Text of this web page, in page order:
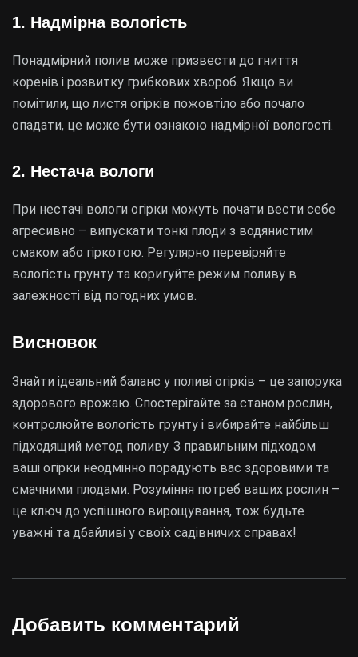
1. Надмірна вологість
Понадмірний полив може призвести до гниття
коренів і розвитку грибкових хвороб. Якщо ви
помітили, що листя огірків пожовтіло або почало
опадати, це може бути ознакою надмірної вологості.
2. Нестача вологи
При нестачі вологи огірки можуть почати вести себе
агресивно – випускати тонкі плоди з водянистим
смаком або гіркотою. Регулярно перевіряйте
вологість грунту та коригуйте режим поливу в
залежності від погодних умов.
Висновок
Знайти ідеальний баланс у поливі огірків – це запорука
здорового врожаю. Спостерігайте за станом рослин,
контролюйте вологість грунту і вибирайте найбільш
підходящий метод поливу. З правильним підходом
ваші огірки неодмінно порадують вас здоровими та
смачними плодами. Розуміння потреб ваших рослин –
це ключ до успішного вирощування, тож будьте
уважні та дбайливі у своїх садівничих справах!
Добавить комментарий